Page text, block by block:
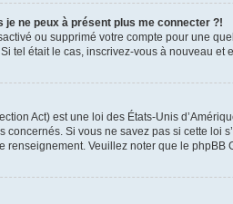
ne peux à présent plus me connecter ?!
ou supprimé votre compte pour une
tel était le cas, inscrivez-vous à nouveau
Act) est une loi des États-Unis
concernés. Si vous ne savez pas si cette
Veuillez noter que le